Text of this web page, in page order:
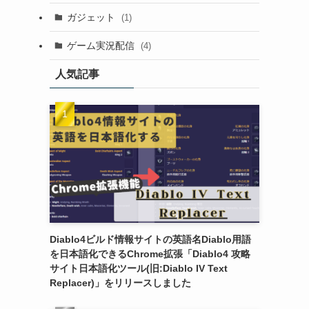
ガジェット (1)
ゲーム実況配信 (4)
人気記事
Diablo4ビルド情報サイトの英語名Diablo用語
を日本語化できるChrome拡張「Diablo4 攻略
サイト日本語化ツール(旧:Diablo IV Text
Replacer)」をリリースしました